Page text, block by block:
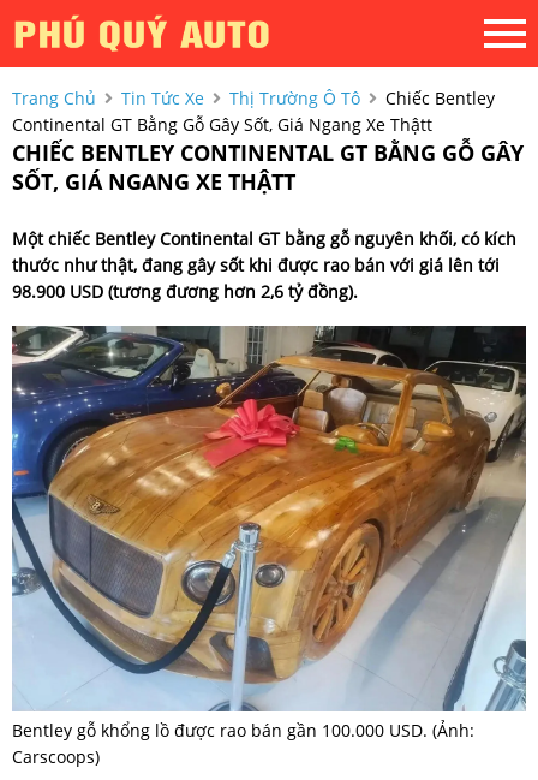
Trang Chủ Tin Tức Xe Thị Trường Ô Tô
Chiếc Bentley
Continental GT Bằng Gỗ Gây Sốt, Giá Ngang Xe Thậtt
CHIẾC BENTLEY CONTINENTAL GT BẰNG GỖ GÂY
SỐT, GIÁ NGANG XE THẬTT
Một chiếc Bentley Continental GT bằng gỗ nguyên khối, có kích
thước như thật, đang gây sốt khi được rao bán với giá lên tới
98.900 USD (tương đương hơn 2,6 tỷ đồng).
Bentley gỗ khổng lồ được rao bán gần 100.000 USD. (Ảnh:
Carscoops)